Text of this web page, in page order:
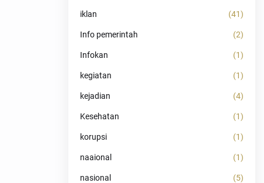
iklan (41)
Info pemerintah (2)
Infokan (1)
kegiatan (1)
kejadian (4)
Kesehatan (1)
korupsi (1)
naaional (1)
nasional (5)